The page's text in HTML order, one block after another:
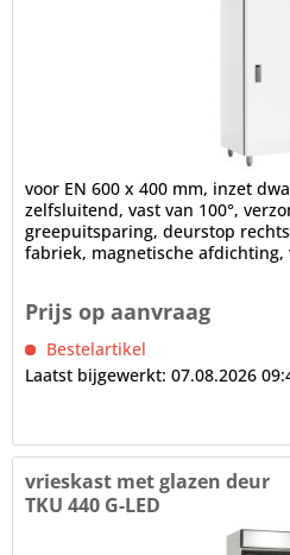
voor EN 600 x 400 mm, inzet
zelfsluitend, vast van 100°,
greepuitsparing, deurstop
fabriek, magnetische afdichting,
Prijs op aanvraag
Bestelartikel
Laatst bijgewerkt: 07.08.2026
vrieskast met glazen deur
TKU 440 G-LED